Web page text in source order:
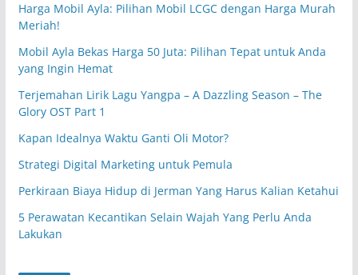
Harga Mobil Ayla: Pilihan Mobil LCGC dengan Harga Murah
Meriah!
Mobil Ayla Bekas Harga 50 Juta: Pilihan Tepat untuk Anda
yang Ingin Hemat
Terjemahan Lirik Lagu Yangpa – A Dazzling Season – The
Glory OST Part 1
Kapan Idealnya Waktu Ganti Oli Motor?
Strategi Digital Marketing untuk Pemula
Perkiraan Biaya Hidup di Jerman Yang Harus Kalian Ketahui
5 Perawatan Kecantikan Selain Wajah Yang Perlu Anda
Lakukan